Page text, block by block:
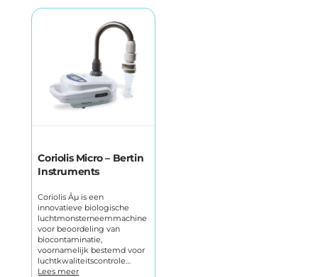
Coriolis Micro – Bertin
Instruments
Coriolis Âµ is een
innovatieve biologische
luchtmonsterneemmachine
voor beoordeling van
biocontaminatie,
voornamelijk bestemd voor
luchtkwaliteitscontrole…
Lees meer